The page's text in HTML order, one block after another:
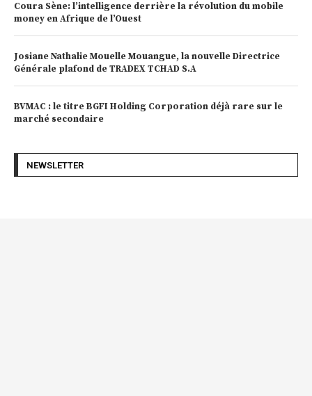
Coura Sène: l’intelligence derrière la révolution du mobile
money en Afrique de l’Ouest
Josiane Nathalie Mouelle Mouangue, la nouvelle Directrice
Générale plafond de TRADEX TCHAD S.A
BVMAC : le titre BGFI Holding Corporation déjà rare sur le
marché secondaire
NEWSLETTER